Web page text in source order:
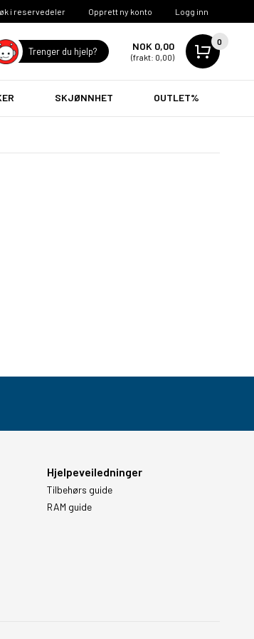
i reservedeler Opprett ny konto Logg inn
Trenger du hjelp? NOK 0,00
(frakt: 0,00)
0
SKJØNNHET OUTLET%
Hjelpeveiledninger
Tilbehørs guide
RAM guide